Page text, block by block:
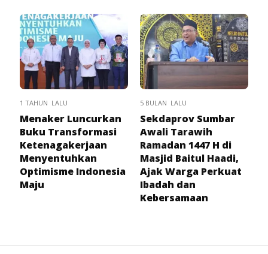
1 TAHUN LALU
Menaker Luncurkan
Buku Transformasi
Ketenagakerjaan
Menyentuhkan
Optimisme Indonesia
Maju
5 BULAN LALU
Sekdaprov Sumbar
Awali Tarawih
Ramadan 1447 H di
Masjid Baitul Haadi,
Ajak Warga Perkuat
Ibadah dan
Kebersamaan